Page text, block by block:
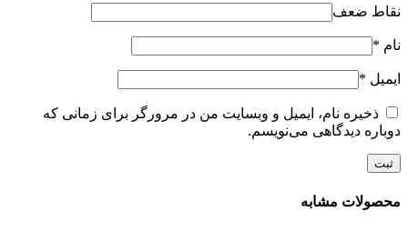
نقاط ضعف
نام *
ایمیل *
ذخیره نام، ایمیل و وبسایت من در مرورگر برای زمانی که
دوباره دیدگاهی می‌نویسم.
محصولات مشابه